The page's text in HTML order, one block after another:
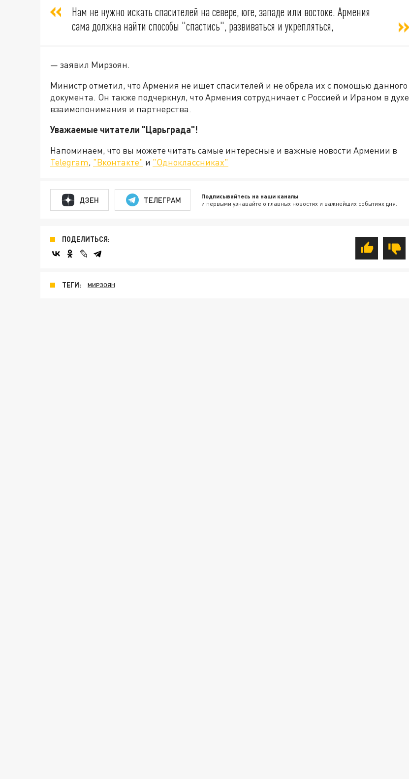
Нам не нужно искать спасителей на севере, юге, западе или востоке. Армения
сама должна найти способы "спастись", развиваться и укрепляться,
— заявил Мирзоян.
Министр отметил, что Армения не ищет спасителей и не обрела их с помощью данного
документа. Он также подчеркнул, что Армения сотрудничает с Россией и Ираном в духе
взаимопонимания и партнерства.
Уважаемые читатели "Царьграда"!
Напоминаем, что вы можете читать самые интересные и важные новости Армении в
Telegram, "Вконтакте" и "Одноклассниках"
ДЗЕН ТЕЛЕГРАМ Подписывайтесь на наши каналы
и первыми узнавайте о главных новостях и важнейших событиях дня.
ПОДЕЛИТЬСЯ:
ТЕГИ: МИРЗОЯН